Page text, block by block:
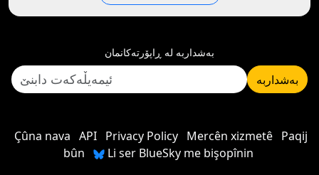
بەشداربە لە ڕاپۆرتەکانمان
بەشداربە
Çûna nava API Privacy Policy Mercên xizmetê Paqij
bûn
Li ser BlueSky me bişopînin